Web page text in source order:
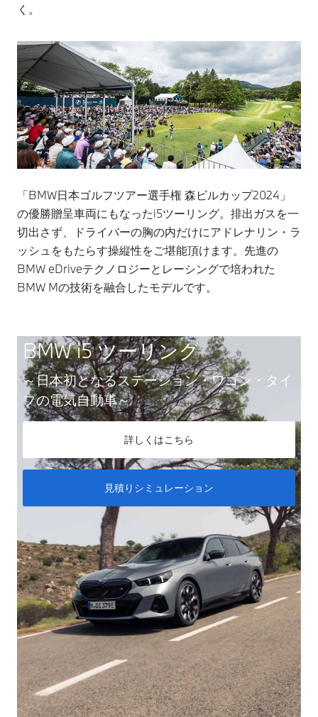
く。
「BMW日本ゴルフツアー選手権 森ビルカップ2024」
の優勝贈呈車両にもなったi5ツーリング。排出ガスを一
切出さず、ドライバーの胸の内だけにアドレナリン・ラ
ッシュをもたらす操縦性をご堪能頂けます。先進の
BMW eDriveテクノロジーとレーシングで培われた
BMW Mの技術を融合したモデルです。
BMW i5 ツーリング
～日本初となるステーション・ワゴン・タイ
プの電気自動車～
詳しくはこちら
見積りシミュレーション